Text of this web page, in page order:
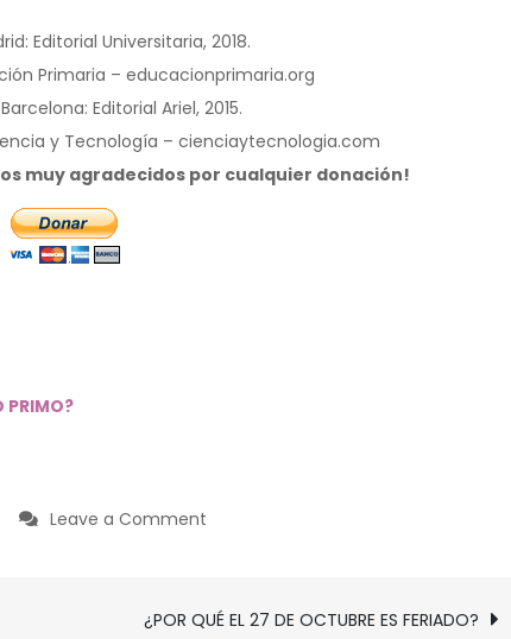
Editorial Universitaria, 2018.
Primaria – educacionprimaria.org
Editorial Ariel, 2015.
y Tecnología – cienciaytecnologia.com
muy agradecidos por cualquier donación!
PRIMO?
Leave a Comment
27
¿POR QUÉ EL 27 DE OCTUBRE ES FERIADO?